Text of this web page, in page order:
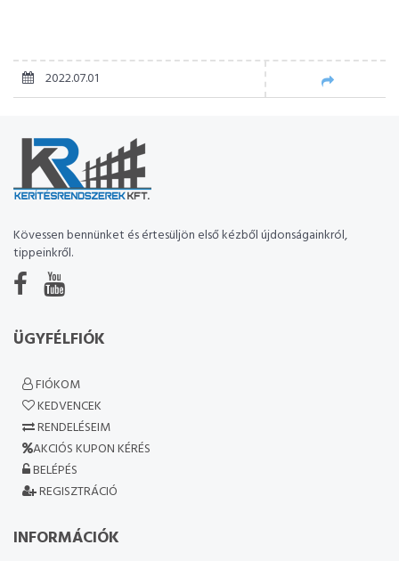
2022.07.01
Kövessen bennünket és értesüljön első kézből újdonságainkról,
tippeinkről.
ÜGYFÉLFIÓK
FIÓKOM
KEDVENCEK
RENDELÉSEIM
AKCIÓS KUPON KÉRÉS
BELÉPÉS
REGISZTRÁCIÓ
INFORMÁCIÓK